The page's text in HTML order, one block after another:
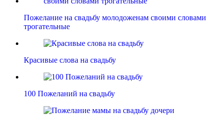
Пожелание на свадьбу молодоженам своими словами
трогательные
Красивые слова на свадьбу
100 Пожеланий на свадьбу